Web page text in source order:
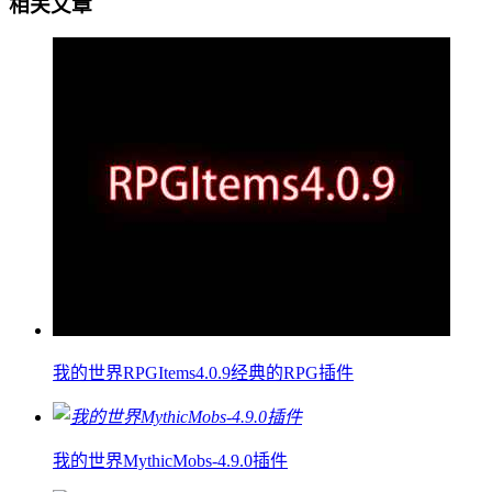
相关文章
我的世界RPGItems4.0.9经典的RPG插件
我的世界MythicMobs-4.9.0插件